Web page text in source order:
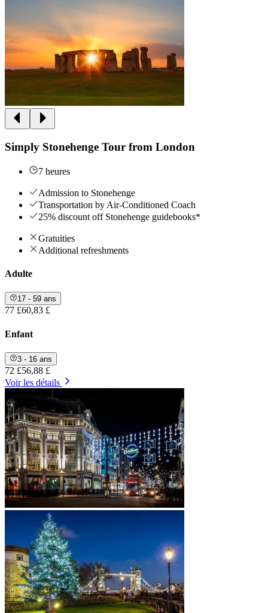
Simply Stonehenge Tour from London
7 heures
Admission to Stonehenge
Transportation by Air-Conditioned Coach
25% discount off Stonehenge guidebooks*
Gratuities
Additional refreshments
Adulte
17 - 59 ans
77 £60,83 £
Enfant
3 - 16 ans
72 £56,88 £
Voir les détails